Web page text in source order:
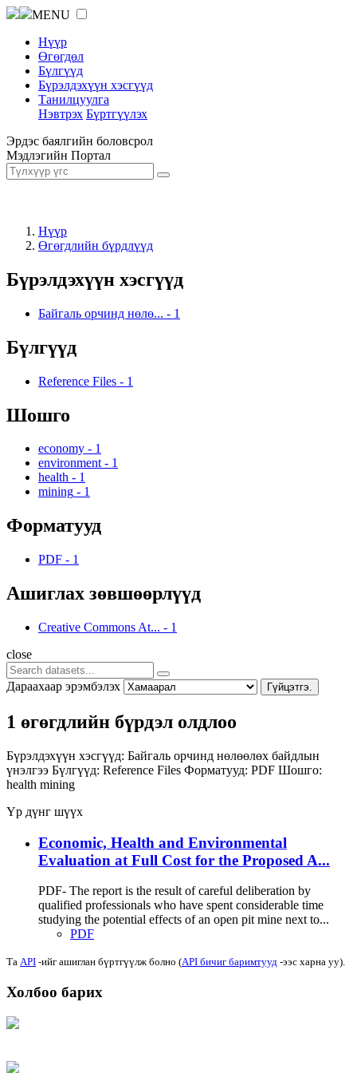
MENU
Нүүр
Өгөгдөл
Бүлгүүд
Бүрэлдэхүүн хэсгүүд
Танилцуулга
Нэвтрэх Бүртгүүлэх
Эрдэс баялгийн боловсрол
Мэдлэгийн Портал
Нүүр
Өгөгдлийн бүрдлүүд
Бүрэлдэхүүн хэсгүүд
Байгаль орчинд нөлө... - 1
Бүлгүүд
Reference Files - 1
Шошго
economy - 1
environment - 1
health - 1
mining - 1
Форматууд
PDF - 1
Ашиглах зөвшөөрлүүд
Creative Commons At... - 1
close
Дараахаар эрэмбэлэх Гүйцэтгэ.
1 өгөгдлийн бүрдэл олдлоо
Бүрэлдэхүүн хэсгүүд: Байгаль орчинд нөлөөлөх байдлын
үнэлгээ Бүлгүүд: Reference Files Форматууд: PDF Шошго:
health mining
Үр дүнг шүүх
Economic, Health and Environmental
Evaluation at Full Cost for the Proposed A...
PDF- The report is the result of careful deliberation by
qualified professionals who have spent considerable time
studying the potential effects of an open pit mine next to...
PDF
Та API -ийг ашиглан бүртгүүлж болно (API бичиг баримтууд -ээс харна уу).
Холбоо барих